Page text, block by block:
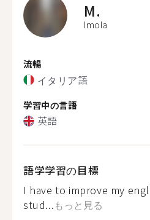
M.
Imola
流暢
イタリア語
学習中の言語
英語
語学学習の目標
I have to improve my
stud...もっと見る